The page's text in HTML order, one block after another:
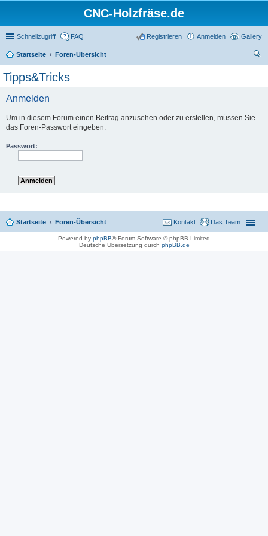
CNC-Holzfräse.de
Schnellzugriff Gallery
FAQ Anmelden
Registrieren
Startseite
Foren-Übersicht
Tipps&Tricks
Anmelden
Um in diesem Forum einen Beitrag anzusehen oder zu erstellen, müssen Sie
das Foren-Passwort eingeben.
Passwort:
Startseite Foren-Übersicht Das Team
Kontakt
Powered by phpBB® Forum Software © phpBB Limited
Deutsche Übersetzung durch phpBB.de